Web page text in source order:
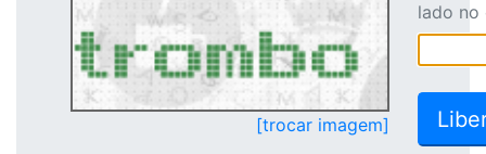
[trocar imagem]
lado no